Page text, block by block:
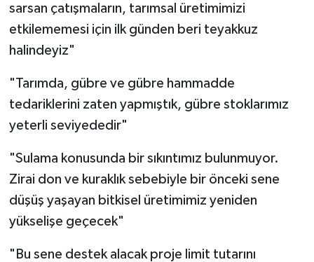
sarsan çatışmaların, tarımsal üretimimizi
etkilememesi için ilk günden beri teyakkuz
halindeyiz"
"Tarımda, gübre ve gübre hammadde
tedariklerini zaten yapmıştık, gübre stoklarımız
yeterli seviyededir"
"Sulama konusunda bir sıkıntımız bulunmuyor.
Zirai don ve kuraklık sebebiyle bir önceki sene
düşüş yaşayan bitkisel üretimimiz yeniden
yükselişe geçecek"
"Bu sene destek alacak proje limit tutarını